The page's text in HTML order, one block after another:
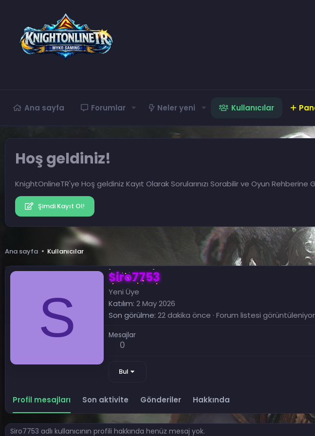
Ana sayfa Forumlar Neler yeni Kullanıcılar
Hoş geldiniz!
KnightOnlineTR'ye Hoş geldiniz Kayıt Olarak Sorularınızı Sorabilir ve Oyun Rehberine
Şimdi Kayıt Ol!
Ana sayfa Kullanıcılar
S
Siro7753
Yeni Üye
Katılım 2 May 2026
Son görülme 22 dakika önce · Forum listesi görüntüleniyor
Mesajlar
0
Bul
Profil mesajları Son aktivite Gönderiler Hakkında
Siro7753 adlı kullanıcının profili hakkında henüz mesaj yok.